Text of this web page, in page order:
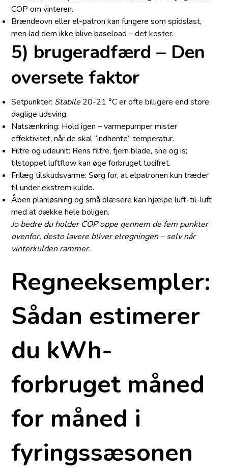
COP om vinteren.
Brændeovn eller el-patron kan fungere som spidslast,
men lad dem ikke blive baseload – det koster.
5) brugeradfærd – Den
oversete faktor
Setpunkter: Stabile 20-21 °C er ofte billigere end store
daglige udsving.
Natsænkning: Hold igen – varmepumper mister
effektivitet, når de skal “indhente” temperatur.
Filtre og udeunit: Rens filtre, fjern blade, sne og is;
tilstoppet luftflow kan øge forbruget tocifret.
Frilæg tilskudsvarme: Sørg for, at elpatronen kun træder
til under ekstrem kulde.
Åben planløsning og små blæsere kan hjælpe luft-til-luft
med at dække hele boligen.
Jo bedre du holder COP oppe gennem de fem punkter
ovenfor, desto lavere bliver elregningen – selv når
vinterkulden rammer.
Regneeksempler:
Sådan estimerer
du kWh-
forbruget måned
for måned i
fyringssæsonen